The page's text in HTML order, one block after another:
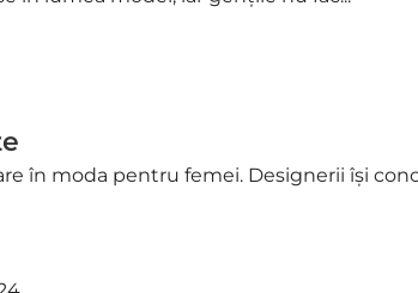
în moda pentru femei. Designerii își